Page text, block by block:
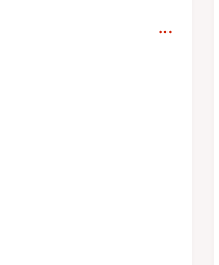
kommentarer